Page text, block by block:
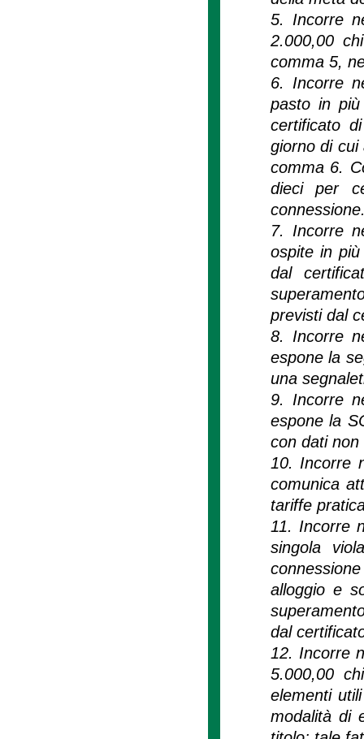
5. Incorre
2.000,00
comma 5,
6. Incorre
pasto in
certificato
giorno di
comma 6.
dieci per
7. Incorre
ospite in
dal
previsti dal
8. Incorre
espone la
una
9. Incorre
espone la
con dati non
10. Incorre
comunica
tariffe
11. Incorre
singola
alloggio e
dal
12. Incorre
5.000,00
elementi
modalità di